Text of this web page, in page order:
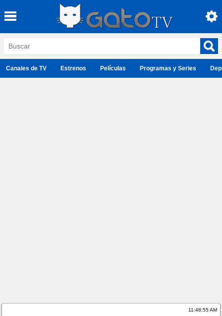
Canales de TV Estrenos Películas Programas y Series
11:48:55 AM